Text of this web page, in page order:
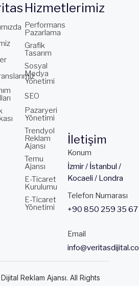
Hizmetlerimiz
Performans
Pazarlama
Grafik
Tasarım
Sosyal
Medya
Yönetimi
SEO
Pazaryeri
Yönetimi
Trendyol
Reklam
Ajansı
Temu
Ajansı
E-Ticaret
Kurulumu
E-Ticaret
Yönetimi
Konum
İzmir / İstanbul /
Kocaeli / Londra
Telefon Numarası
+90 850 259 35 67
Email
İletişim
Reklam Ajansı. All Rights